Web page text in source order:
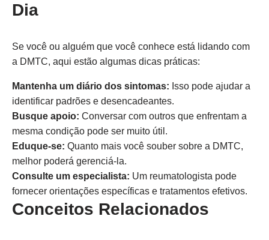
Dia
Se você ou alguém que você conhece está lidando com
a DMTC, aqui estão algumas dicas práticas:
Mantenha um diário dos sintomas: Isso pode ajudar a
identificar padrões e desencadeantes.
Busque apoio: Conversar com outros que enfrentam a
mesma condição pode ser muito útil.
Eduque-se: Quanto mais você souber sobre a DMTC,
melhor poderá gerenciá-la.
Consulte um especialista: Um reumatologista pode
fornecer orientações específicas e tratamentos efetivos.
Conceitos Relacionados